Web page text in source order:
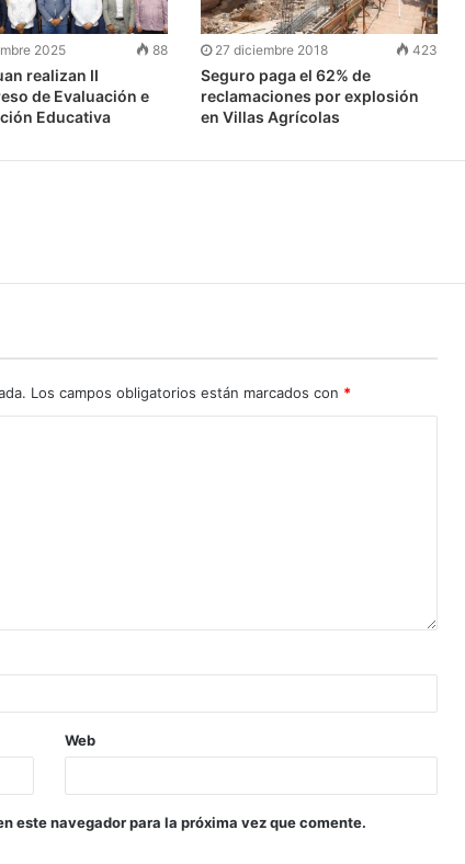
2025 88
realizan II
de Evaluación e
Educativa
27 diciembre 2018 423
Seguro paga el 62% de
reclamaciones por explosión
en Villas Agrícolas
Los campos obligatorios están marcados con *
Web
este navegador para la próxima vez que comente.